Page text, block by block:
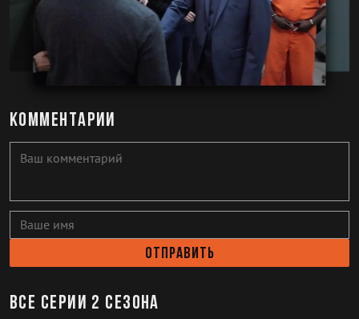
Комментарии
Отправить
Все серии 2 сезона